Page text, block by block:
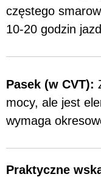
częstego
10-20 godzin
Pasek (w CVT):
mocy, ale jest
wymaga
Praktyczne